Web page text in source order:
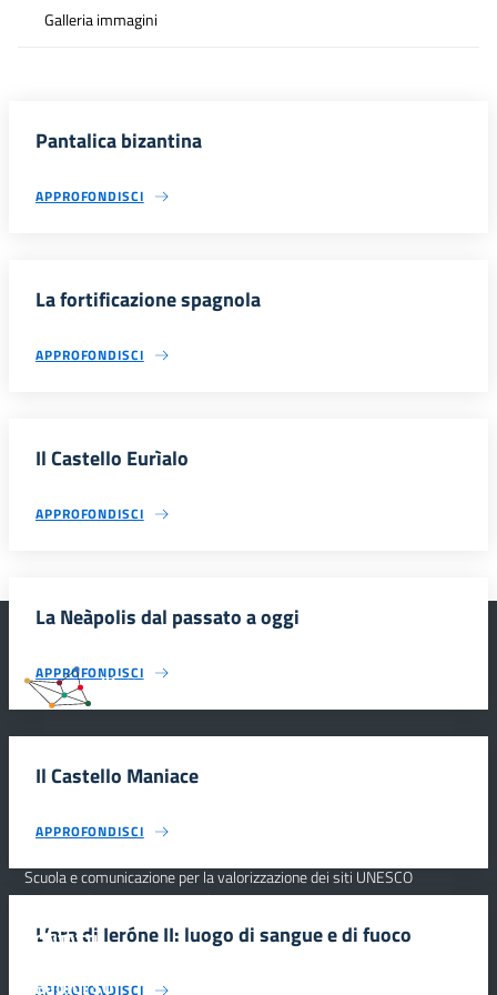
Galleria immagini
Pantalica bizantina
APPROFONDISCI
La fortificazione spagnola
APPROFONDISCI
Il Castello Eurìalo
APPROFONDISCI
La Neàpolis dal passato a oggi
APPROFONDISCI
Il Castello Maniace
APPROFONDISCI
L’ara di Ieróne II: luogo di sangue e di fuoco
APPROFONDISCI
#SmartEducationUnescoSicilia
Scuola e comunicazione per la valorizzazione dei siti UNESCO
#SmartEducationUnescoSicilia - cinque sensi per sette siti
CONTATTI
SEGUICI SU